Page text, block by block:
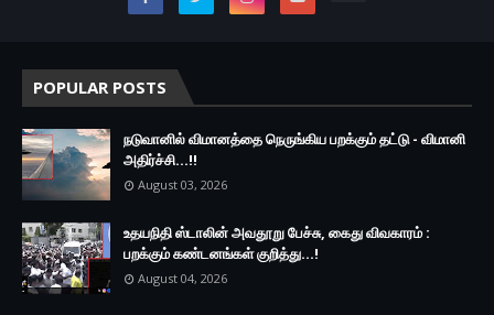
POPULAR POSTS
நடுவானில் விமானத்தை நெருங்கிய பறக்கும் தட்டு - விமானி
அதிர்ச்சி...!!
August 03, 2026
உதயநிதி ஸ்டாலின் அவதூறு பேச்சு, கைது விவகாரம் :
பறக்கும் கண்டனங்கள் குறித்து...!
August 04, 2026